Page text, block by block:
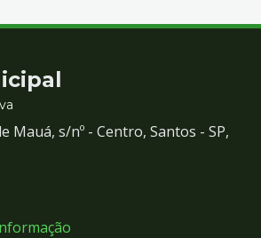
Mauá, s/nº - Centro, Santos - SP,